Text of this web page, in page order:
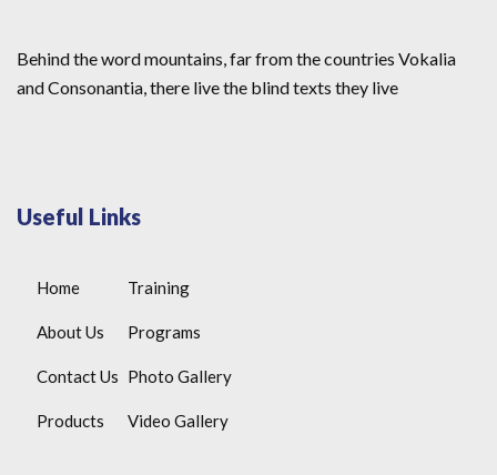
Behind the word mountains, far from the countries Vokalia
and Consonantia, there live the blind texts they live
Useful Links
Home
About Us
Contact Us
Products
Training
Programs
Photo Gallery
Video Gallery